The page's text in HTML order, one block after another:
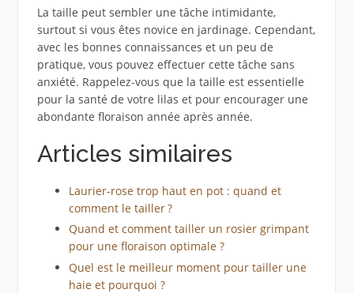
La taille peut sembler une tâche intimidante,
surtout si vous êtes novice en jardinage. Cependant,
avec les bonnes connaissances et un peu de
pratique, vous pouvez effectuer cette tâche sans
anxiété. Rappelez-vous que la taille est essentielle
pour la santé de votre lilas et pour encourager une
abondante floraison année après année.
Articles similaires
Laurier-rose trop haut en pot : quand et
comment le tailler ?
Quand et comment tailler un rosier grimpant
pour une floraison optimale ?
Quel est le meilleur moment pour tailler une
haie et pourquoi ?